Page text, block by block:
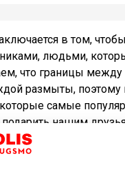
в том,
людьми,
что границы
размыты, поэтому
самые
нашим
удовольствие.